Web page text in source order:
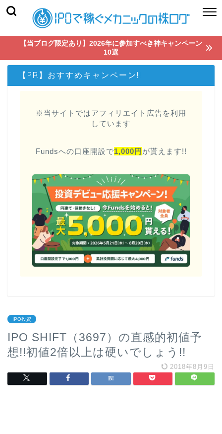
【当ブログ限定あり】2026年に参加すべき神キャンペーン
10選
【PR】おすすめキャンペーン!!
※当サイトではアフィリエイト広告を利用
しています
Fundsへの口座開設で1,000円 が貰えます!!
IPO投資
IPO SHIFT（3697）の直感的初値予
想!!初値2倍以上は硬いでしょう!!
2018年8月9日